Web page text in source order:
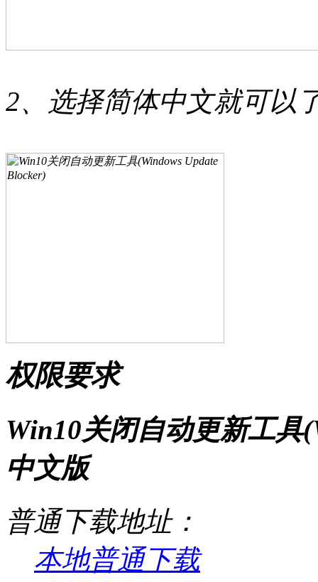
2、选择简体中文就可以
权限要求
Win10关闭自动更新工具
中文版
普通下载地址：
本地普通下载